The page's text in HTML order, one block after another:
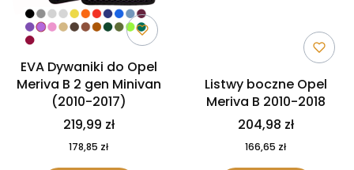
EVA Dywaniki do Opel
Meriva B 2 gen Minivan
(2010-2017)
219,99 zł
178,85 zł
Listwy boczne Opel
Meriva B 2010-2018
204,98 zł
166,65 zł